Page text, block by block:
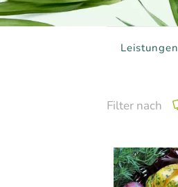
Leistungen
Filter nach